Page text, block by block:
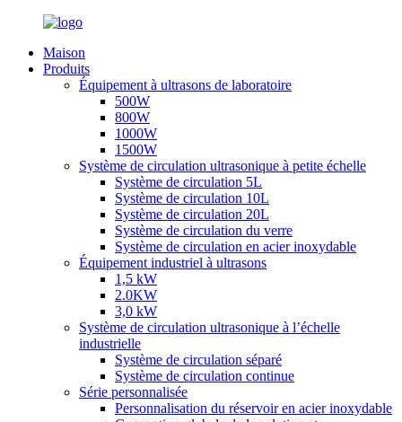
Maison
Produits
Équipement à ultrasons de laboratoire
500W
800W
1000W
1500W
Système de circulation ultrasonique à petite échelle
Système de circulation 5L
Système de circulation 10L
Système de circulation 20L
Système de circulation du verre
Système de circulation en acier inoxydable
Équipement industriel à ultrasons
1,5 kW
2.0KW
3,0 kW
Système de circulation ultrasonique à l’échelle
industrielle
Système de circulation séparé
Système de circulation continue
Série personnalisée
Personnalisation du réservoir en acier inoxydable